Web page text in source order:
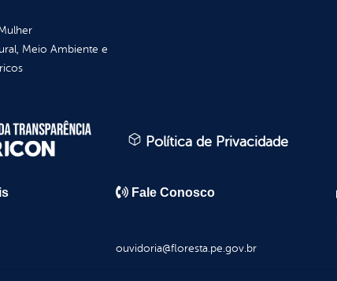
Meio Ambiente e
Política de Privacidade
Fale Conosco
ouvidoria@floresta.pe.gov.br